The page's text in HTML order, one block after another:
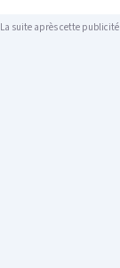
La suite après cette publicité